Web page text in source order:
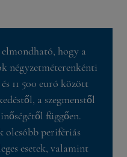
hogy a
négyzetméterenkénti
11 500 euró között
a szegmenstől
függően.
olcsóbb perifériás
esetek, valamint